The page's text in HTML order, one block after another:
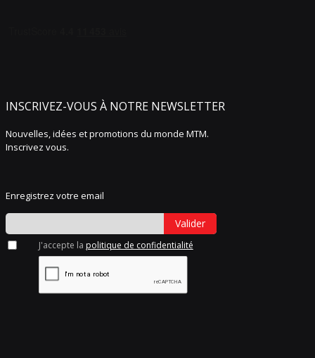
INSCRIVEZ-VOUS À NOTRE NEWSLETTER
Nouvelles, idées et promotions du monde MTM.
Inscrivez vous.
Enregistrez votre email
Valider
J'accepte la politique de confidentialité